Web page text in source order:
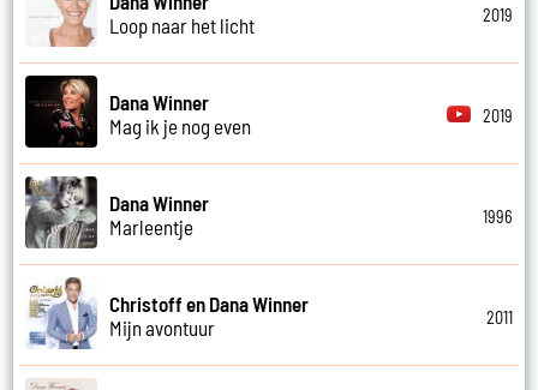
Loop naar het licht
2019
Dana Winner
Mag ik je nog even
2019
Dana Winner
Marleentje
1996
Christoff en Dana Winner
Mijn avontuur
2011